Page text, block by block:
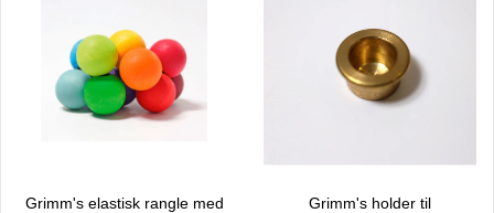
Grimm's elastisk rangle med
Grimm's holder til